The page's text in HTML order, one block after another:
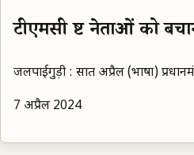
टीएमसी भ्रष्ट नेताओं को
जलपाईगुड़ी : सात अप्रैल (भाषा)
7 अप्रैल 2024